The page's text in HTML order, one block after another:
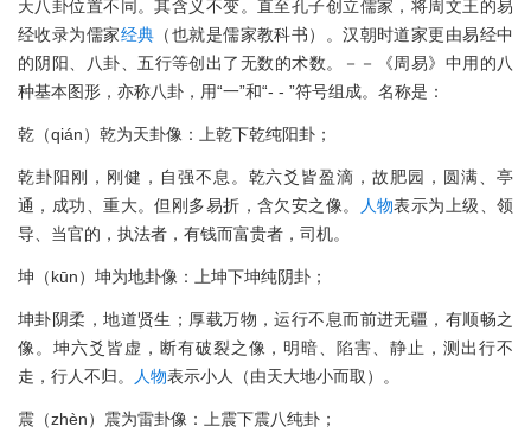
天八卦位置不同。其含义不变。直至孔子创立儒家，将周文王的易
经收录为儒家经典 （也就是儒家教科书）。汉朝时道家更由易经中
的阴阳、八卦、五行等创出了无数的术数。－－《周易》中用的八
种基本图形，亦称八卦，用“一”和“- - ”符号组成。名称是：
乾（qián）乾为天卦像：上乾下乾纯阳卦；
乾卦阳刚，刚健，自强不息。乾六爻皆盈滴，故肥园，圆满、亭
通，成功、重大。但刚多易折，含欠安之像。
人物表示为上级、领
导、当官的，执法者，有钱而富贵者，司机。
坤（kūn）坤为地卦像：上坤下坤纯阴卦；
坤卦阴柔，地道贤生；厚载万物，运行不息而前进无疆，有顺畅之
像。坤六爻皆虚，断有破裂之像，明暗、陷害、静止，测出行不
走，行人不归。
人物表示小人（由天大地小而取）。
震（zhèn）震为雷卦像：上震下震八纯卦；